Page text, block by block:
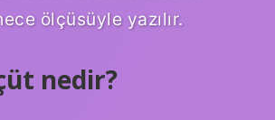
ölçüsüyle yazılır.
nedir?